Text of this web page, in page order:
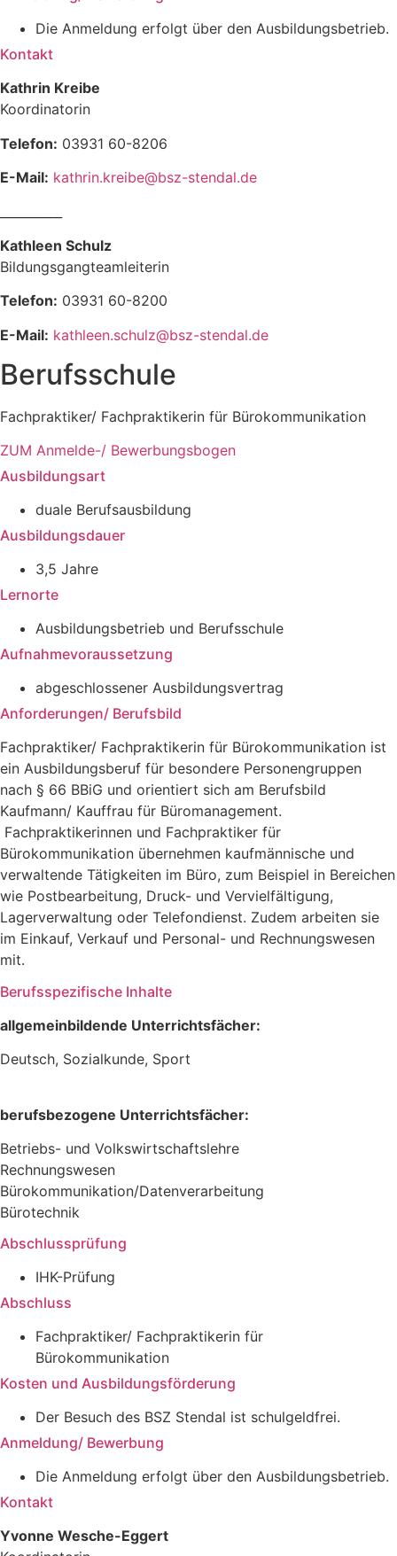
Die Anmeldung erfolgt über den Ausbildungsbetrieb.
Kontakt
Kathrin Kreibe
Koordinatorin
Telefon: 03931 60-8206
E-Mail: kathrin.kreibe@bsz-stendal.de
Kathleen Schulz
Bildungsgangteamleiterin
Telefon: 03931 60-8200
E-Mail: kathleen.schulz@bsz-stendal.de
Berufsschule
Fachpraktiker/ Fachpraktikerin für Bürokommunikation
ZUM Anmelde-/ Bewerbungsbogen
Ausbildungsart
duale Berufsausbildung
Ausbildungsdauer
3,5 Jahre
Lernorte
Ausbildungsbetrieb und Berufsschule
Aufnahmevoraussetzung
abgeschlossener Ausbildungsvertrag
Anforderungen/ Berufsbild
Fachpraktiker/ Fachpraktikerin für Bürokommunikation ist
ein Ausbildungsberuf für besondere Personengruppen
nach § 66 BBiG und orientiert sich am Berufsbild
Kaufmann/ Kauffrau für Büromanagement.
Fachpraktikerinnen und Fachpraktiker für
Bürokommunikation übernehmen kaufmännische und
verwaltende Tätigkeiten im Büro, zum Beispiel in Bereichen
wie Postbearbeitung, Druck- und Vervielfältigung,
Lagerverwaltung oder Telefondienst. Zudem arbeiten sie
im Einkauf, Verkauf und Personal- und Rechnungswesen
mit.
Berufsspezifische Inhalte
allgemeinbildende Unterrichtsfächer:
Deutsch, Sozialkunde, Sport
berufsbezogene Unterrichtsfächer:
Betriebs- und Volkswirtschaftslehre
Rechnungswesen
Bürokommunikation/Datenverarbeitung
Bürotechnik
Abschlussprüfung
IHK-Prüfung
Abschluss
Fachpraktiker/ Fachpraktikerin für
Bürokommunikation
Kosten und Ausbildungsförderung
Der Besuch des BSZ Stendal ist schulgeldfrei.
Anmeldung/ Bewerbung
Die Anmeldung erfolgt über den Ausbildungsbetrieb.
Kontakt
Yvonne Wesche-Eggert